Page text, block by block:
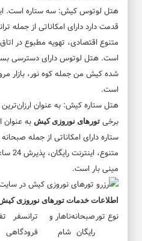
قدمت دارد دارای امکاناتی از جمله
متنوع اقتصادی، تهویه مطبوع در
است. هتل لوتوس دارای دسترسی
شده کیش من جمله کوه نور، بازار
است.
هتل ستاره کیش: به عنوان
برخی تورهای نوروزی کیش به
ستاره دارای امکاناتی از جمله
مینی بار است.
اطلاعات خدمات تورهای نوروزی
نوع تورصبحانه
رایگان
ناهار و
شام
ترانسفر
فرودگاهی